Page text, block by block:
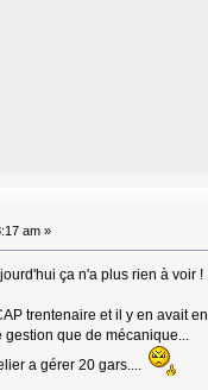
am »
ça n'a plus rien à voir !
trentenaire et il y en avait
que de mécanique...
a gérer 20 gars....